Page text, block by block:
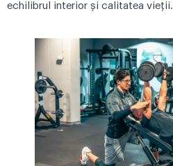
echilibrul interior și calitatea vieții.